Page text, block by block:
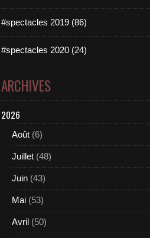
#spectacles 2019 (86)
#spectacles 2020 (24)
ARCHIVES
2026
Août (6)
Juillet (48)
Juin (43)
Mai (53)
Avril (50)